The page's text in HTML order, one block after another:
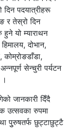
दिन पदयात्रीहरू
र तेस्रो दिन
यो म्याराथन
दोभान,
सेन्चुरी पर्यटन
जानकारी दिँदै
उत्सवका रुपमा
पुुरुषतर्फ छुट्टाछुट्टै